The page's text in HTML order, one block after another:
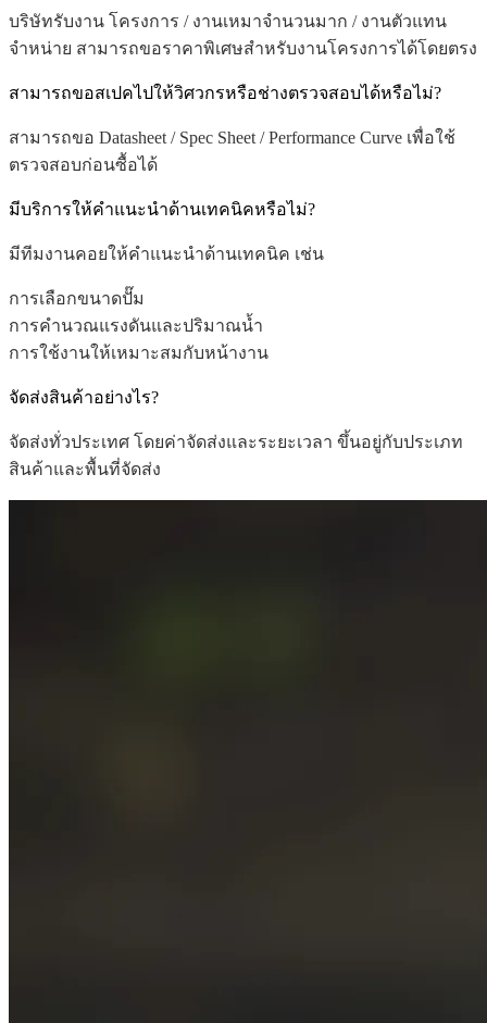
บริษัทรับงาน โครงการ / งานเหมาจำนวนมาก / งานตัวแทน
จำหน่าย สามารถขอราคาพิเศษสำหรับงานโครงการได้โดยตรง
สามารถขอสเปคไปให้วิศวกรหรือช่างตรวจสอบได้หรือไม่?
สามารถขอ Datasheet / Spec Sheet / Performance Curve เพื่อใช้
ตรวจสอบก่อนซื้อได้
มีบริการให้คำแนะนำด้านเทคนิคหรือไม่?
มีทีมงานคอยให้คำแนะนำด้านเทคนิค เช่น
การเลือกขนาดปั๊ม
การคำนวณแรงดันและปริมาณน้ำ
การใช้งานให้เหมาะสมกับหน้างาน
จัดส่งสินค้าอย่างไร?
จัดส่งทั่วประเทศ โดยค่าจัดส่งและระยะเวลา ขึ้นอยู่กับประเภท
สินค้าและพื้นที่จัดส่ง